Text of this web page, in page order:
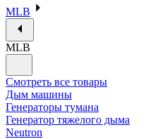
MLB
MLB
Смотреть все товары
Дым машины
Генераторы тумана
Генератор тяжелого дыма
Neutron